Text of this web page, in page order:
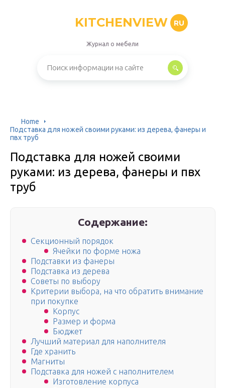
KITCHENVIEW RU
Журнал о мебели
Home
Подставка для ножей своими руками: из дерева, фанеры и
пвх труб
Подставка для ножей своими
руками: из дерева, фанеры и пвх
труб
Содержание:
Секционный порядок
Ячейки по форме ножа
Подставки из фанеры
Подставка из дерева
Советы по выбору
Критерии выбора, на что обратить внимание
при покупке
Корпус
Размер и форма
Бюджет
Лучший материал для наполнителя
Где хранить
Магниты
Подставка для ножей с наполнителем
Изготовление корпуса